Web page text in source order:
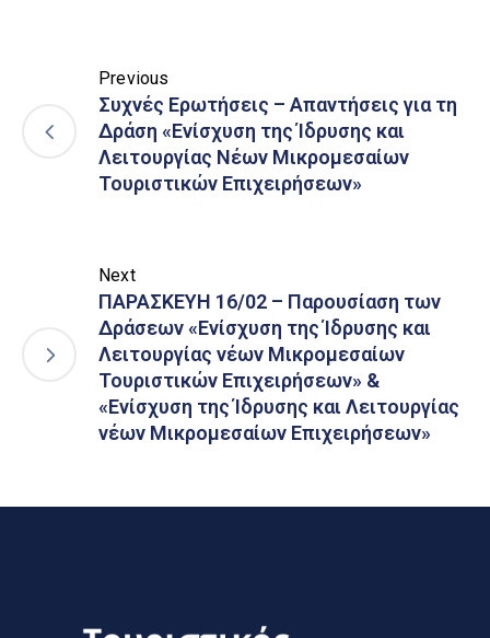
Previous
Συχνές Ερωτήσεις – Απαντήσεις για τη
Δράση «Ενίσχυση της Ίδρυσης και
Λειτουργίας Νέων Μικρομεσαίων
Τουριστικών Επιχειρήσεων»
Next
ΠΑΡΑΣΚΕΥΗ 16/02 – Παρουσίαση των
Δράσεων «Ενίσχυση της Ίδρυσης και
Λειτουργίας νέων Μικρομεσαίων
Τουριστικών Επιχειρήσεων» &
«Ενίσχυση της Ίδρυσης και Λειτουργίας
νέων Μικρομεσαίων Επιχειρήσεων»